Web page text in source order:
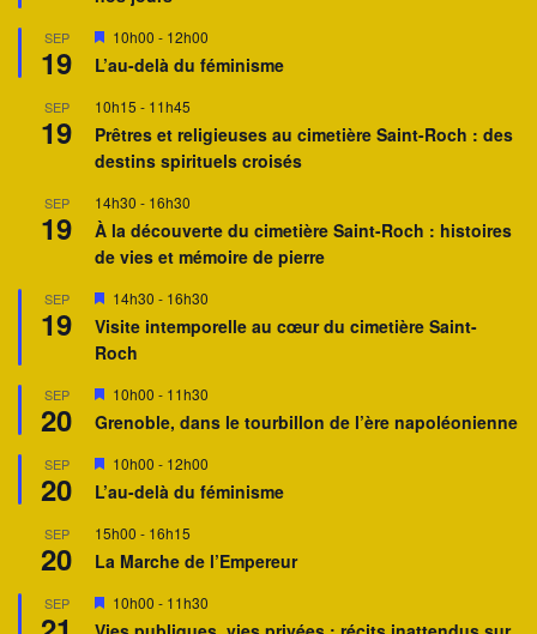
a
a
t
SEP
19
M
s
n
a
a
t
10h00 - 12h00
L’au-delà du féminisme
SEP
19
10h15 - 11h45
Prêtres et religieuses au cimetière Saint-Roch : des
destins spirituels croisés
SEP
19
14h30 - 16h30
À la découverte du cimetière Saint-Roch : histoires
de vies et mémoire de pierre
SEP
19
M
s
e
a
a
t
14h30 - 16h30
Visite intemporelle au cœur du cimetière Saint-
Roch
SEP
20
M
s
n
a
a
n
t
10h00 - 11h30
Grenoble, dans le tourbillon de l’ère napoléonienne
SEP
20
M
s
n
a
a
n
10h00 - 12h00
L’au-delà du féminisme
SEP
20
15h00 - 16h15
La Marche de l’Empereur
SEP
M
10h00 - 11h30